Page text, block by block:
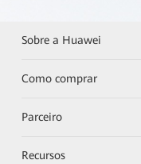
Sobre a Huawei
Como comprar
Parceiro
Recursos